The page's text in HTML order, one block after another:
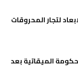
لتجار المحروقات
الميقاتية بعد